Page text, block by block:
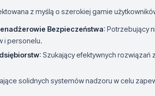
z myślą o szerokiej gamie
Bezpieczeństwa: Potrzebujący
i personelu.
: Szukający efektywnych
solidnych systemów nadzoru w celu